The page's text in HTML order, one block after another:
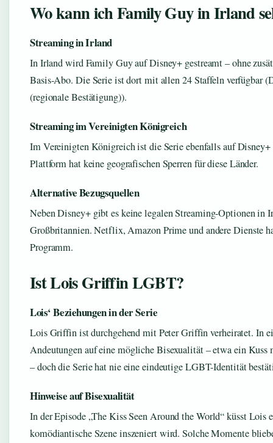
Wo kann ich Family Guy in Irland
Streaming in Irland
In Irland wird Family Guy auf Disney+ gestreamt – ohne
Basis-Abo. Die Serie ist dort mit allen 24 Staffeln verfügbar
(regionale Bestätigung)).
Streaming im Vereinigten Königreich
Im Vereinigten Königreich ist die Serie ebenfalls auf Disney+
Plattform hat keine geografischen Sperren für diese Länder.
Alternative Bezugsquellen
Neben Disney+ gibt es keine legalen Streaming-Optionen in
Großbritannien. Netflix, Amazon Prime und andere Dienste
Programm.
Ist Lois Griffin LGBT?
Lois‘ Beziehungen in der Serie
Lois Griffin ist durchgehend mit Peter Griffin verheiratet. In
Andeutungen auf eine mögliche Bisexualität – etwa ein Kuss
– doch die Serie hat nie eine eindeutige LGBT-Identität
Hinweise auf Bisexualität
In der Episode „The Kiss Seen Around the World“ küsst Lois
komödiantische Szene inszeniert wird. Solche Momente